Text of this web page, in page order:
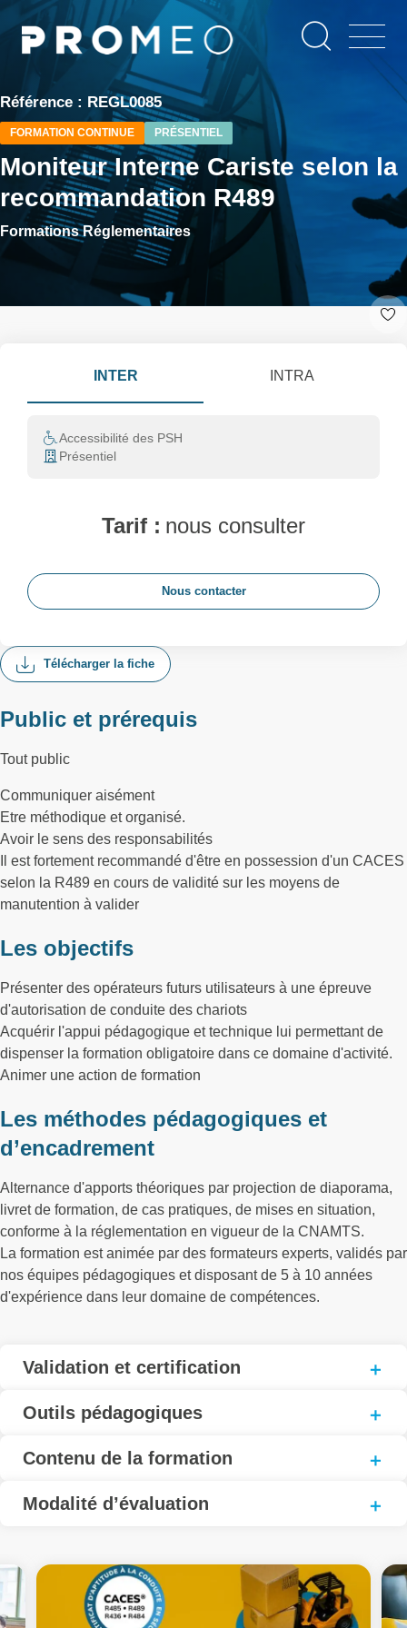
Aller
au
contenu
Référence : REGL0085
FORMATION CONTINUE PRÉSENTIEL
Moniteur Interne Cariste selon la
recommandation R489
Formations Réglementaires
Télécharger la fiche
Public et prérequis
Tout public
Communiquer aisément
Etre méthodique et organisé.
Avoir le sens des responsabilités
Il est fortement recommandé d'être en possession d'un CACES
selon la R489 en cours de validité sur les moyens de
manutention à valider
Les objectifs
Présenter des opérateurs futurs utilisateurs à une épreuve
d'autorisation de conduite des chariots
Acquérir l'appui pédagogique et technique lui permettant de
dispenser la formation obligatoire dans ce domaine d'activité.
Animer une action de formation
Les méthodes pédagogiques et
d’encadrement
Alternance d'apports théoriques par projection de diaporama,
livret de formation, de cas pratiques, de mises en situation,
conforme à la réglementation en vigueur de la CNAMTS.
La formation est animée par des formateurs experts, validés par
nos équipes pédagogiques et disposant de 5 à 10 années
d'expérience dans leur domaine de compétences.
Validation et certification
Outils pédagogiques
Contenu de la formation
Modalité d’évaluation
INTER INTRA
Accessibilité des PSH
Présentiel
Tarif : nous consulter
Nous contacter
Panneau de gestion des cookies